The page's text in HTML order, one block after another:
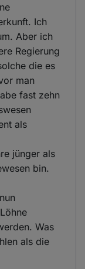
Ich
Aber ich
Regierung
die es
man
fast zehn
als
jünger als
bin.
Was
als die